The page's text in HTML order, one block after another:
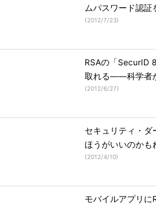
ムパスワード認証
(2012/7/23)
RSAの「SecurID
取れる――科学者
(2012/6/27)
セキュリティ・ダ
ほうがいいのかも
(2012/4/10)
モバイルアプリに